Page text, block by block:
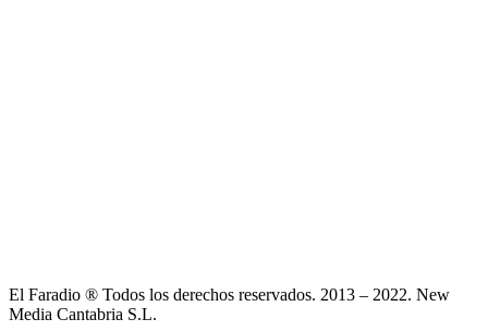
El Faradio ® Todos los derechos reservados. 2013 – 2022. New
Media Cantabria S.L.